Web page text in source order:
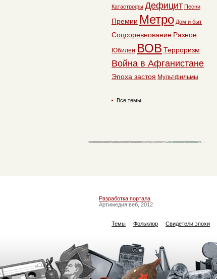
Катастрофы Дефицит Песни
Премии Метро Дом и быт
Соцсоревнование Разное
Юбилеи ВОВ Терроризм
Война в Афганистане
Эпоха застоя Мультфильмы
Все темы
Разработка портала
Артимедия веб, 2012
Темы Фольклор Свидетели эпохи